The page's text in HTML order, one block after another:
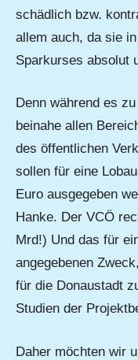
schädlich bzw.
allem auch, da sie
Sparkurses absolut
Denn während es
beinahe allen
des öffentlichen
sollen für eine
Euro ausgegeben
Hanke. Der VCÖ
Mrd!) Und das für
angegebenen
für die Donaustadt
Studien der
Daher möchten wir